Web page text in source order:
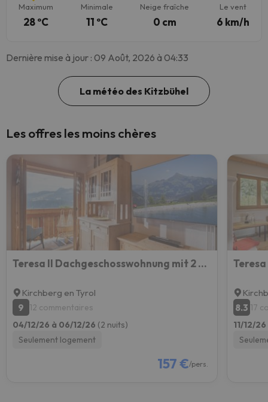
Maximum
28 ºC
Minimale
11 ºC
Neige fraîche
0 cm
Le vent
6 km/h
Dernière mise à jour : 09 Août, 2026 à 04:33
La météo des Kitzbühel
Les offres les moins chères
Teresa II Dachgeschosswohnung mit 2 Schlafzimmern
Kirchberg en Tyrol
9
12 commentaires
04/12/26 à 06/12/26 (2 nuits)
Seulement logement
157 €/pers.
8.3 17
11/12/